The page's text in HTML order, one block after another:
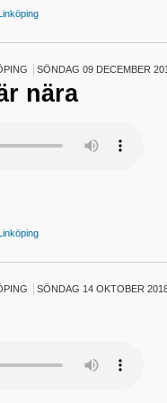
SÖNDAG 09 DECEMBER
nära
SÖNDAG 14 OKTOBER